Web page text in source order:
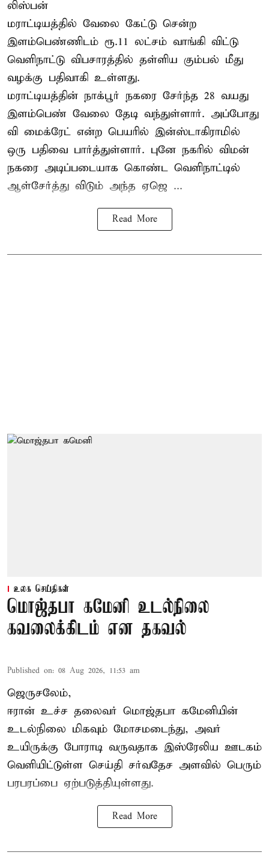
லிஸ்பன்
மராட்டியத்தில் வேலை கேட்டு சென்ற
இளம்பெண்ணிடம் ரூ.11 லட்சம் வாங்கி விட்டு
வெளிநாட்டு விபசாரத்தில் தள்ளிய கும்பல் மீது
வழக்கு பதிவாகி உள்ளது.
மராட்டியத்தின் நாக்பூர் நகரை சேர்ந்த 28 வயது
இளம்பெண் வேலை தேடி வந்துள்ளார். அப்போது
வி மைக்ரேட் என்ற பெயரில் இன்ஸ்டாகிராமில்
ஒரு பதிவை பார்த்துள்ளார். புனே நகரில் விமன்
நகரை அடிப்படையாக கொண்ட வெளிநாட்டில்
ஆள்சேர்த்து விடும் அந்த ஏஜெ ...
Read More
உலக செய்திகள்
மொஜ்தபா கமேனி உடல்நிலை
கவலைக்கிடம் என தகவல்
Published on: 08 Aug 2026, 11:53 am
ஜெருசலேம்,
ஈரான் உச்ச தலைவர் மொஜ்தபா கமேனியின்
உடல்நிலை மிகவும் மோசமடைந்து, அவர்
உயிருக்கு போராடி வருவதாக இஸ்ரேலிய ஊடகம்
வெளியிட்டுள்ள செய்தி சர்வதேச அளவில் பெரும்
பரபரப்பை ஏற்படுத்தியுள்ளது.
Read More